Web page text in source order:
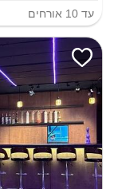
עד 10 אורחים